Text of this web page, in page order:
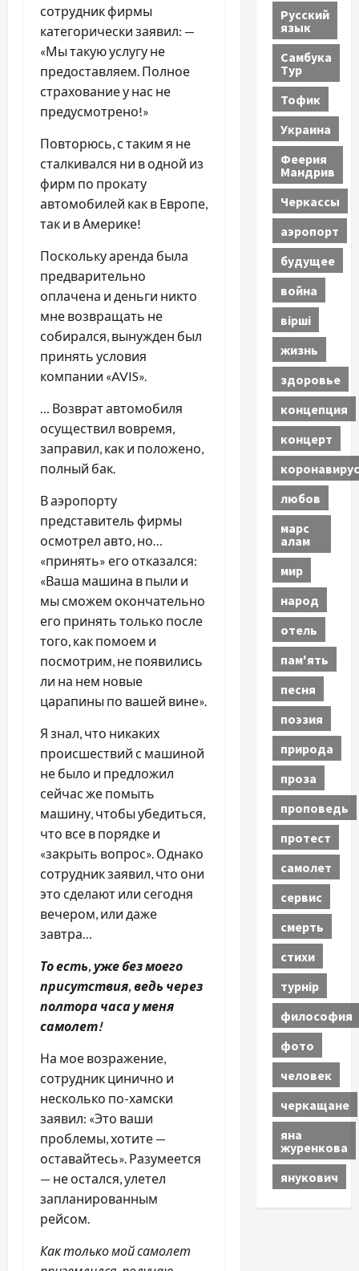
сотрудник фирмы
категорически заявил: —
«Мы такую услугу не
предоставляем. Полное
страхование у нас не
предусмотрено!»
Повторюсь, с таким я не
сталкивался ни в одной из
фирм по прокату
автомобилей как в Европе,
так и в Америке!
Поскольку аренда была
предварительно
оплачена и деньги никто
мне возвращать не
собирался, вынужден был
принять условия
компании «AVIS».
… Возврат автомобиля
осуществил вовремя,
заправил, как и положено,
полный бак.
В аэропорту
представитель фирмы
осмотрел авто, но…
«принять» его отказался:
«Ваша машина в пыли и
мы сможем окончательно
его принять только после
того, как помоем и
посмотрим, не появились
ли на нем новые
царапины по вашей вине».
Я знал, что никаких
происшествий с машиной
не было и предложил
сейчас же помыть
машину, чтобы убедиться,
что все в порядке и
«закрыть вопрос». Однако
сотрудник заявил, что они
это сделают или сегодня
вечером, или даже
завтра…
То есть, уже без моего
присутствия, ведь через
полтора часа у меня
самолет!
На мое возражение,
сотрудник цинично и
несколько по-хамски
заявил: «Это ваши
проблемы, хотите —
оставайтесь». Разумеется
— не остался, улетел
запланированным
рейсом.
Как только мой самолет
Русский
язык
Самбука
Тур
Тофик
Украина
Феерия
Мандрив
Черкассы
аэропорт
будущее
война
вірші
жизнь
здоровье
концепция
концерт
коронавирус
любов
марс
алам
мир
народ
отель
пам'ять
песня
поэзия
природа
проза
проповедь
протест
самолет
сервис
смерть
стихи
турнір
философия
фото
человек
черкащане
яна
журенкова
янукович